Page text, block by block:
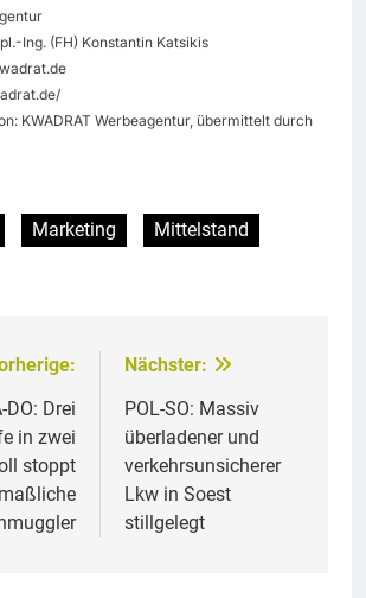
Ing. (FH) Konstantin Katsikis
KWADRAT Werbeagentur, übermittelt durch
Marketing
Mittelstand
DO: Drei
in zwei
stoppt
Nächster:
POL-SO: Massiv
überladener und
verkehrsunsicherer
Lkw in Soest
stillgelegt